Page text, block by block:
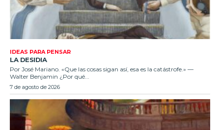
IDEAS PARA PENSAR
LA DESIDIA
Por José Mariano. «Que las cosas sigan así, esa es la catástrofe.» —
Walter Benjamin ¿Por qué...
7 de agosto de 2026